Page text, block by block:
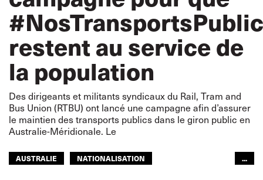
restent au service de
la population
Des dirigeants et militants syndicaux du Rail, Tram and
Bus Union (RTBU) ont lancé une campagne afin d’assurer
le maintien des transports publics dans le giron public en
Australie-Méridionale. Le
AUSTRALIE
NATIONALISATION
...